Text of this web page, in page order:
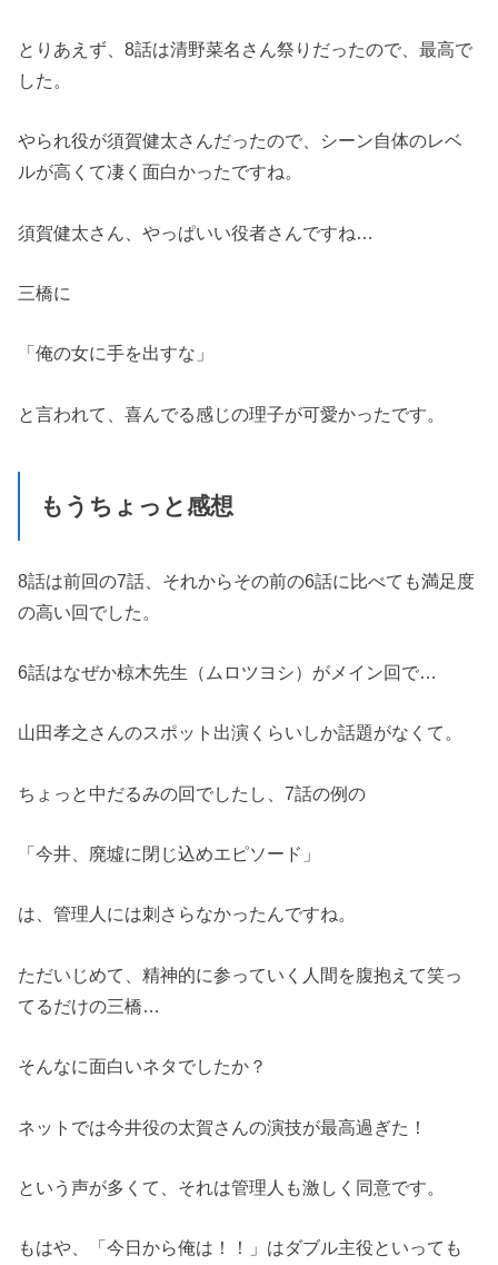
とりあえず、8話は清野菜名さん祭りだったので、最高で
した。
やられ役が須賀健太さんだったので、シーン自体のレベ
ルが高くて凄く面白かったですね。
須賀健太さん、やっぱいい役者さんですね…
三橋に
「俺の女に手を出すな」
と言われて、喜んでる感じの理子が可愛かったです。
もうちょっと感想
8話は前回の7話、それからその前の6話に比べても満足度
の高い回でした。
6話はなぜか椋木先生（ムロツヨシ）がメイン回で…
山田孝之さんのスポット出演くらいしか話題がなくて。
ちょっと中だるみの回でしたし、7話の例の
「今井、廃墟に閉じ込めエピソード」
は、管理人には刺さらなかったんですね。
ただいじめて、精神的に参っていく人間を腹抱えて笑っ
てるだけの三橋…
そんなに面白いネタでしたか？
ネットでは今井役の太賀さんの演技が最高過ぎた！
という声が多くて、それは管理人も激しく同意です。
もはや、「今日から俺は！！」はダブル主役といっても